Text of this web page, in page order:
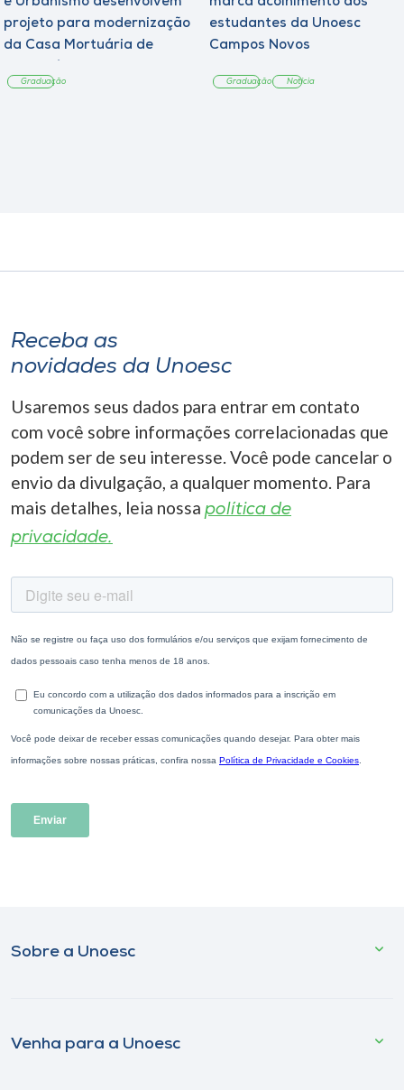
projeto para modernização
da Casa Mortuária de
Graduação
estudantes da Unoesc
Campos Novos
Graduação Notícia
Receba as
novidades da Unoesc
Usaremos seus dados para entrar em contato
com você sobre informações correlacionadas que
podem ser de seu interesse. Você pode cancelar o
envio da divulgação, a qualquer momento. Para
mais detalhes, leia nossa política de
privacidade.
Sobre a Unoesc
Venha para a Unoesc